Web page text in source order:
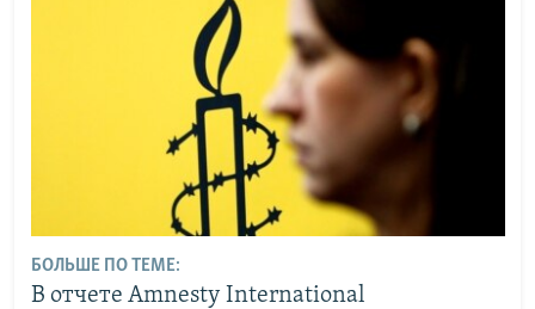
БОЛЬШЕ ПО ТЕМЕ:
В отчете Amnesty International